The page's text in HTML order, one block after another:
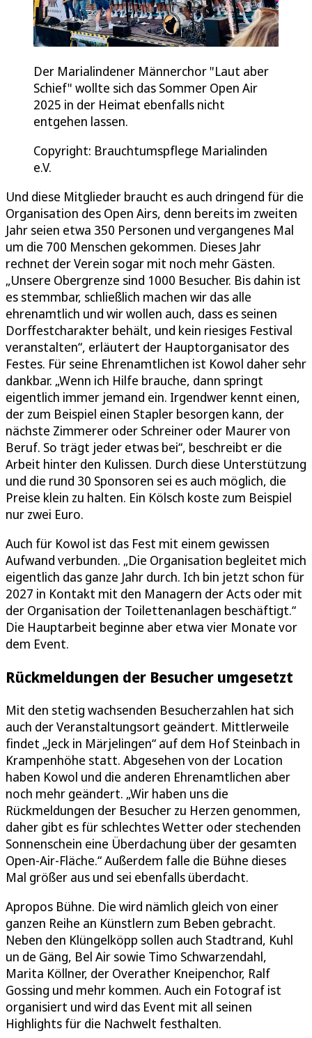
Der Marialindener Männerchor "Laut aber
Schief" wollte sich das Sommer Open Air
2025 in der Heimat ebenfalls nicht
entgehen lassen.
Copyright: Brauchtumspflege Marialinden
e.V.
Und diese Mitglieder braucht es auch dringend für die
Organisation des Open Airs, denn bereits im zweiten
Jahr seien etwa 350 Personen und vergangenes Mal
um die 700 Menschen gekommen. Dieses Jahr
rechnet der Verein sogar mit noch mehr Gästen.
„Unsere Obergrenze sind 1000 Besucher. Bis dahin ist
es stemmbar, schließlich machen wir das alle
ehrenamtlich und wir wollen auch, dass es seinen
Dorffestcharakter behält, und kein riesiges Festival
veranstalten“, erläutert der Hauptorganisator des
Festes. Für seine Ehrenamtlichen ist Kowol daher sehr
dankbar. „Wenn ich Hilfe brauche, dann springt
eigentlich immer jemand ein. Irgendwer kennt einen,
der zum Beispiel einen Stapler besorgen kann, der
nächste Zimmerer oder Schreiner oder Maurer von
Beruf. So trägt jeder etwas bei“, beschreibt er die
Arbeit hinter den Kulissen. Durch diese Unterstützung
und die rund 30 Sponsoren sei es auch möglich, die
Preise klein zu halten. Ein Kölsch koste zum Beispiel
nur zwei Euro.
Auch für Kowol ist das Fest mit einem gewissen
Aufwand verbunden. „Die Organisation begleitet mich
eigentlich das ganze Jahr durch. Ich bin jetzt schon für
2027 in Kontakt mit den Managern der Acts oder mit
der Organisation der Toilettenanlagen beschäftigt.“
Die Hauptarbeit beginne aber etwa vier Monate vor
dem Event.
Rückmeldungen der Besucher umgesetzt
Mit den stetig wachsenden Besucherzahlen hat sich
auch der Veranstaltungsort geändert. Mittlerweile
findet „Jeck in Märjelingen“ auf dem Hof Steinbach in
Krampenhöhe statt. Abgesehen von der Location
haben Kowol und die anderen Ehrenamtlichen aber
noch mehr geändert. „Wir haben uns die
Rückmeldungen der Besucher zu Herzen genommen,
daher gibt es für schlechtes Wetter oder stechenden
Sonnenschein eine Überdachung über der gesamten
Open-Air-Fläche.“ Außerdem falle die Bühne dieses
Mal größer aus und sei ebenfalls überdacht.
Apropos Bühne. Die wird nämlich gleich von einer
ganzen Reihe an Künstlern zum Beben gebracht.
Neben den Klüngelköpp sollen auch Stadtrand, Kuhl
un de Gäng, Bel Air sowie Timo Schwarzendahl,
Marita Köllner, der Overather Kneipenchor, Ralf
Gossing und mehr kommen. Auch ein Fotograf ist
organisiert und wird das Event mit all seinen
Highlights für die Nachwelt festhalten.